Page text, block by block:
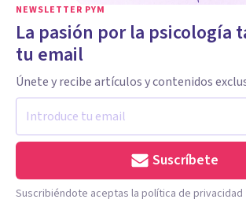
NEWSLETTER PYM
La pasión por la psicología
tu email
Únete y recibe artículos y contenidos
Suscríbete
Suscribiéndote aceptas la política de privacidad